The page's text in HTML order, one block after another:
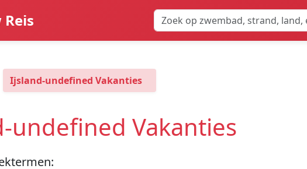
Ijsland-undefined Vakanties
undefined Vakanties